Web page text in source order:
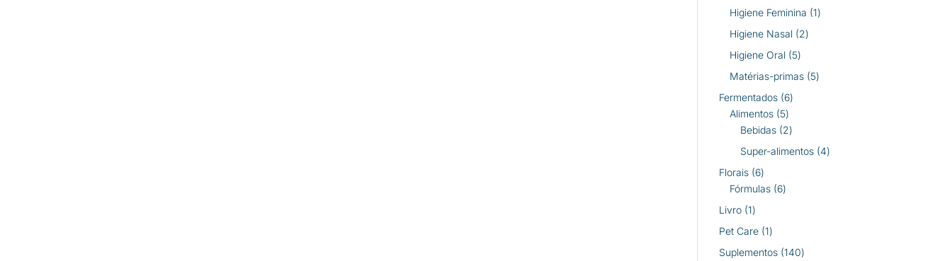
produtos
Higiene Feminina 11
Higiene Nasal 22
Higiene Oral 55
produtos
Matérias-primas 55
Fermentados 66
Alimentos 55
produtos
Bebidas 22
produtos
Super-alimentos 44
Florais 66
produtos
Fórmulas 66
Livro 11
produto
Pet Care 11
produto
Suplementos 140140